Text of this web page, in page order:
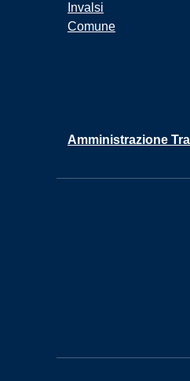
Invalsi
Comune
Amministrazione